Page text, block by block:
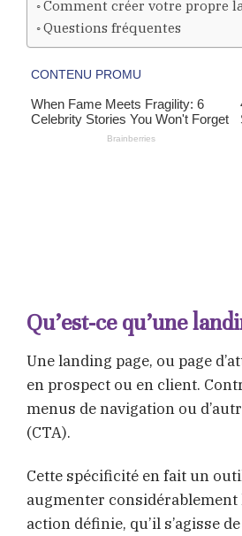
Comment créer votre propre
Questions fréquentes
Qu’est-ce qu’une
Une landing page, ou page
en prospect ou en client.
menus de navigation ou
(CTA).
Cette spécificité en fait un
augmenter considérablement
action définie, qu’il s’agisse